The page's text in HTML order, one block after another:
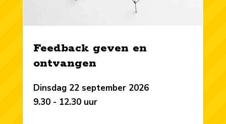
Feedback geven en
ontvangen
Dinsdag 22 september 2026
9.30 - 12.30 uur